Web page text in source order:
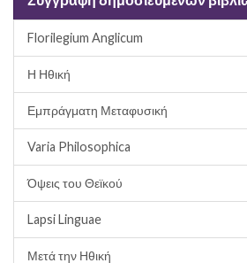
Florilegium Anglicum
Η Ηθική
Εμπράγματη Μεταφυσική
Varia Philosophica
Όψεις του Θεϊκού
Lapsi Linguae
Μετά την Ηθική